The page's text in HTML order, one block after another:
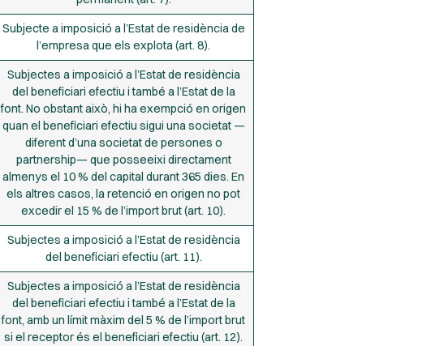
Subjecte a imposició a l’Estat de residència de
l’empresa que els explota (art. 8).
Subjectes a imposició a l’Estat de residència
del beneficiari efectiu i també a l’Estat de la
font. No obstant això, hi ha exempció en origen
quan el beneficiari efectiu sigui una societat —
diferent d’una societat de persones o
partnership— que posseeixi directament
almenys el 10 % del capital durant 365 dies. En
els altres casos, la retenció en origen no pot
excedir el 15 % de l’import brut (art. 10).
Subjectes a imposició a l’Estat de residència
del beneficiari efectiu (art. 11).
Subjectes a imposició a l’Estat de residència
del beneficiari efectiu i també a l’Estat de la
font, amb un límit màxim del 5 % de l’import brut
si el receptor és el beneficiari efectiu (art. 12).